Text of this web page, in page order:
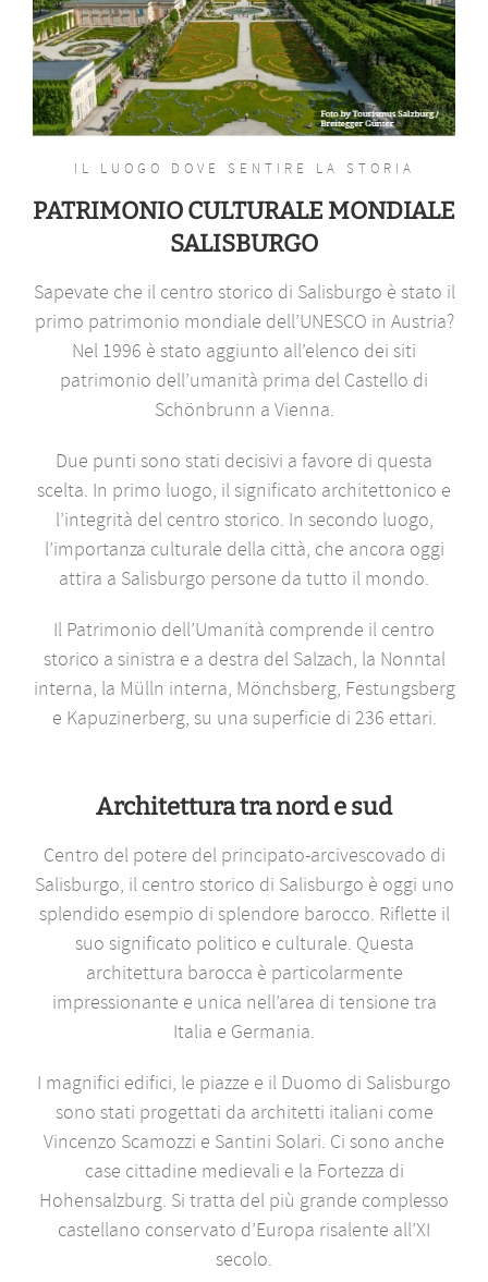
IL LUOGO DOVE SENTIRE LA STORIA
PATRIMONIO CULTURALE MONDIALE
SALISBURGO
Sapevate che il centro storico di Salisburgo è stato il
primo patrimonio mondiale dell’UNESCO in Austria?
Nel 1996 è stato aggiunto all’elenco dei siti
patrimonio dell’umanità prima del Castello di
Schönbrunn a Vienna.
Due punti sono stati decisivi a favore di questa
scelta. In primo luogo, il significato architettonico e
l’integrità del centro storico. In secondo luogo,
l’importanza culturale della città, che ancora oggi
attira a Salisburgo persone da tutto il mondo.
Il Patrimonio dell’Umanità comprende il centro
storico a sinistra e a destra del Salzach, la Nonntal
interna, la Mülln interna, Mönchsberg, Festungsberg
e Kapuzinerberg, su una superficie di 236 ettari.
Architettura tra nord e sud
Centro del potere del principato-arcivescovado di
Salisburgo, il centro storico di Salisburgo è oggi uno
splendido esempio di splendore barocco. Riflette il
suo significato politico e culturale. Questa
architettura barocca è particolarmente
impressionante e unica nell’area di tensione tra
Italia e Germania.
I magnifici edifici, le piazze e il Duomo di Salisburgo
sono stati progettati da architetti italiani come
Vincenzo Scamozzi e Santini Solari. Ci sono anche
case cittadine medievali e la Fortezza di
Hohensalzburg. Si tratta del più grande complesso
castellano conservato d’Europa risalente all’XI
secolo.